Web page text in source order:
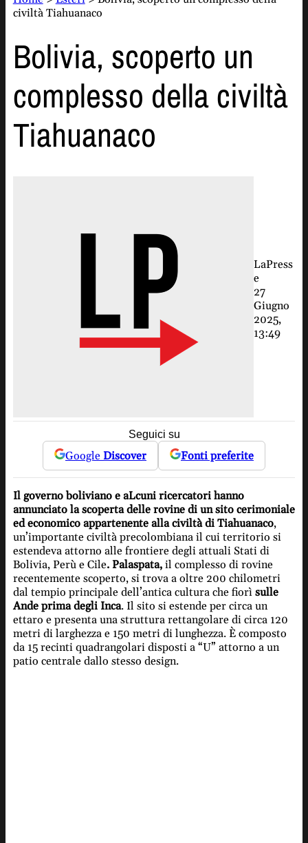
civiltà Tiahuanaco
Bolivia, scoperto un
complesso della civiltà
Tiahuanaco
LaPress
e
27
Giugno
2025,
13:49
Seguici su
Google Discover Fonti preferite
Il governo boliviano e aLcuni ricercatori hanno
annunciato la scoperta delle rovine di un sito cerimoniale
ed economico appartenente alla civiltà di Tiahuanaco,
un’importante civiltà precolombiana il cui territorio si
estendeva attorno alle frontiere degli attuali Stati di
Bolivia, Perù e Cile. Palaspata,il complesso di rovine
recentemente scoperto, si trova a oltre 200 chilometri
dal tempio principale dell’antica cultura che fiorì sulle
Ande prima degli Inca. Il sito si estende per circa un
ettaro e presenta una struttura rettangolare di circa 120
metri di larghezza e 150 metri di lunghezza. È composto
da 15 recinti quadrangolari disposti a “U” attorno a un
patio centrale dallo stesso design.